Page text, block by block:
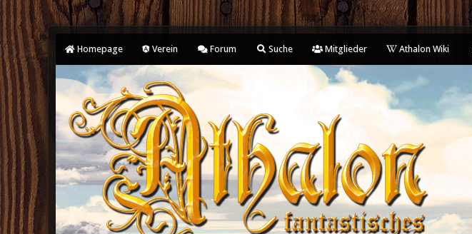
Homepage Verein Forum Suche Mitglieder Athalon Wiki